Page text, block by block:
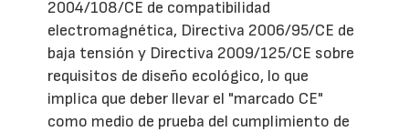
2004/108/CE de compatibilidad
electromagnética, Directiva 2006/95/CE de
baja tensión y Directiva 2009/125/CE sobre
requisitos de diseño ecológico, lo que
implica que deber llevar el "marcado CE"
como medio de prueba del cumplimiento de